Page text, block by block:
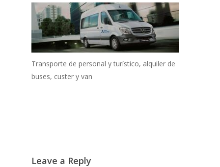
Transporte de personal y turístico, alquiler de
buses, custer y van
Leave a Reply